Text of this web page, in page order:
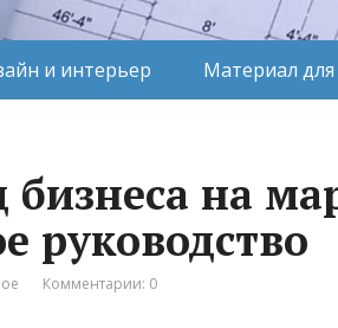
и интерьер Материал
бизнеса на
руководство
Комментарии: 0